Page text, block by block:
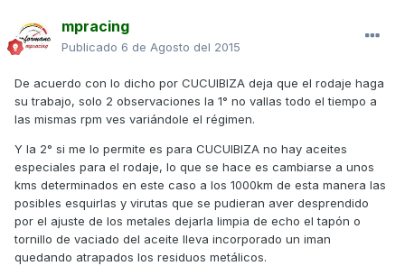
mpracing
Publicado 6 de Agosto del 2015
De acuerdo con lo dicho por CUCUIBIZA deja que el rodaje haga
su trabajo, solo 2 observaciones la 1° no vallas todo el tiempo a
las mismas rpm ves variándole el régimen.
Y la 2° si me lo permite es para CUCUIBIZA no hay aceites
especiales para el rodaje, lo que se hace es cambiarse a unos
kms determinados en este caso a los 1000km de esta manera las
posibles esquirlas y virutas que se pudieran aver desprendido
por el ajuste de los metales dejarla limpia de echo el tapón o
tornillo de vaciado del aceite lleva incorporado un iman
quedando atrapados los residuos metálicos.